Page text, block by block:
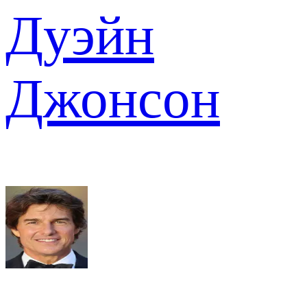
Дуэйн
Джонсон